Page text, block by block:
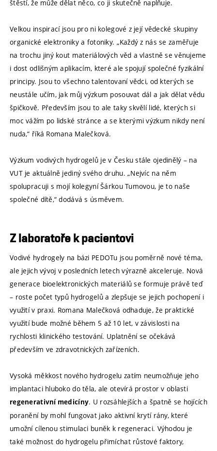
štěstí, že může dělat něco, co ji skutečně naplňuje.
Velkou inspirací jsou pro ni kolegové z její vědecké skupiny
organické elektroniky a fotoniky. „Každý z nás se zaměřuje
na trochu jiný kout materiálových věd a vlastně se věnujeme
i dost odlišným aplikacím, které ale spojují společné fyzikální
principy. Jsou to všechno talentovaní vědci, od kterých se
neustále učím, jak můj výzkum posouvat dál a jak dělat vědu
špičkově. Především jsou to ale taky skvělí lidé, kterých si
moc vážím po lidské stránce a se kterými výzkum nikdy není
nuda,“ říká Romana Malečková.
Výzkum vodivých hydrogelů je v Česku stále ojedinělý – na
VUT je aktuálně jediný svého druhu. „Nejvíc na něm
spolupracuji s mojí kolegyní Šárkou Tumovou, je to naše
společné dítě,“ dodává s úsměvem.
Z laboratoře k pacientovi
Vodivé hydrogely na bázi PEDOTu jsou poměrně nové téma,
ale jejich vývoj v posledních letech výrazně akceleruje. Nová
generace bioelektronických materiálů se formuje právě teď
– roste počet typů hydrogelů a zlepšuje se jejich pochopení i
využití v praxi. Romana Malečková odhaduje, že praktické
využití bude možné během 5 až 10 let, v závislosti na
rychlosti klinického testování. Uplatnění se očekává
především ve zdravotnických zařízeních.
Vysoká měkkost nového hydrogelu zatím neumožňuje jeho
implantaci hluboko do těla, ale otevírá prostor v oblasti
regenerativní medicíny. U rozsáhlejších a špatně se hojících
poranění by mohl fungovat jako aktivní krytí rány, které
umožní cílenou stimulaci buněk k regeneraci. Výhodou je
také možnost do hydrogelu přimíchat růstové faktory,